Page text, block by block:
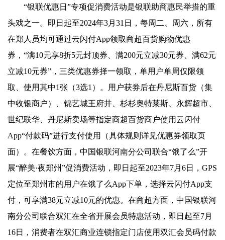
“银联优惠日”专项促消费活动是银联助商惠民举措的重
头戏之一。即日起至2024年3月31日，每周二、周六，所有
在郑人员均可通过云闪付App领取商超百货购物优惠
券，“满10元享8折5元封顶券、满200元立减30元券、满62元
立减10元券”，三类优惠券择一领取，单用户单周仅限领
取、使用其中1张（3选1）。用户获券后在丹尼斯百货（集
中收银商户）、锦艺城王府井、杉杉奥特莱斯、永辉超市、
世纪联华、丹尼斯卖场等指定商超百货商户使用云闪付
App“付款码”进行支付使用（具体规则详见优惠券领取页
面）。在餐饮方面，中国银联河南分公司联合“饿了么”开
展“醉美·夜郑州”促消费活动，即日起至2023年7月6日，GPS
定位至郑州市的用户在饿了么App下单，选择云闪付App支
付，可享满38元立减10元的优惠。在商超方面，中国银联河
南分公司联合双汇在全省开展会员特惠活动，即日起至7月
16日，消费者在双汇商业连锁指定门店使用双汇会员码付款